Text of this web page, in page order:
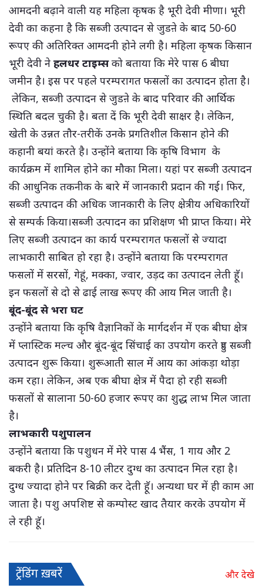
आमदनी बढ़ाने वाली यह महिला कृषक है भूरी देवी मीणा। भूरी
देवी का कहना है कि सब्जी उत्पादन से जुडऩे के बाद 50-60
रूपए की अतिरिक्त आमदनी होने लगी है। महिला कृषक किसान
भूरी देवी ने हलधर टाइम्सको बताया कि मेरे पास 6 बीघा
जमीन है। इस पर पहले परम्परागत फसलों का उत्पादन होता है।
लेकिन, सब्जी उत्पादन से जुडऩे के बाद परिवार की आर्थिक
स्थिति बदल चुकी है। बता दें कि भूरी देवी साक्षर है। लेकिन,
खेती के उन्नत तौर-तरीकें उनके प्रगतिशील किसान होने की
कहानी बयां करते है। उन्होंने बताया कि कृषि विभाग के
कार्यक्रम में शामिल होने का मौका मिला। यहां पर सब्जी उत्पादन
की आधुनिक तकनीक के बारे में जानकारी प्रदान की गई। फिर,
सब्जी उत्पादन की अधिक जानकारी के लिए क्षेत्रीय अधिकारियों
से सम्पर्क किया।सब्जी उत्पादन का प्रशिक्षण भी प्राप्त किया। मेरे
लिए सब्जी उत्पादन का कार्य परम्परागत फसलों से ज्यादा
लाभकारी साबित हो रहा है। उन्होंने बताया कि परम्परागत
फसलों में सरसों, गेहूं, मक्का, ज्वार, उड़द का उत्पादन लेती हॅू।
इन फसलों से दो से ढाई लाख रूपए की आय मिल जाती है।
बूंद-बूंद से भरा घट
उन्होंने बताया कि कृषि वैज्ञानिकों के मार्गदर्शन में एक बीघा क्षेत्र
में प्लास्टिक मल्च और बूंद-बूंद सिंचाई का उपयोग करते हुए सब्जी
उत्पादन शुरू किया। शुरूआती साल में आय का आंकड़ा थोड़ा
कम रहा। लेकिन, अब एक बीघा क्षेत्र में पैदा हो रही सब्जी
फसलों से सालाना 50-60 हजार रूपए का शुद्ध लाभ मिल जाता
है।
लाभकारी पशुपालन
उन्होंने बताया कि पशुधन में मेरे पास 4 भैंस, 1 गाय और 2
बकरी है। प्रतिदिन 8-10 लीटर दुग्ध का उत्पादन मिल रहा है।
दुग्ध ज्यादा होने पर बिक्री कर देती हॅू। अन्यथा घर में ही काम आ
जाता है। पशु अपशिष्ट से कम्पोस्ट खाद तैयार करके उपयोग में
ले रही हॅू।
ट्रेंडिंग ख़बरें और देखे